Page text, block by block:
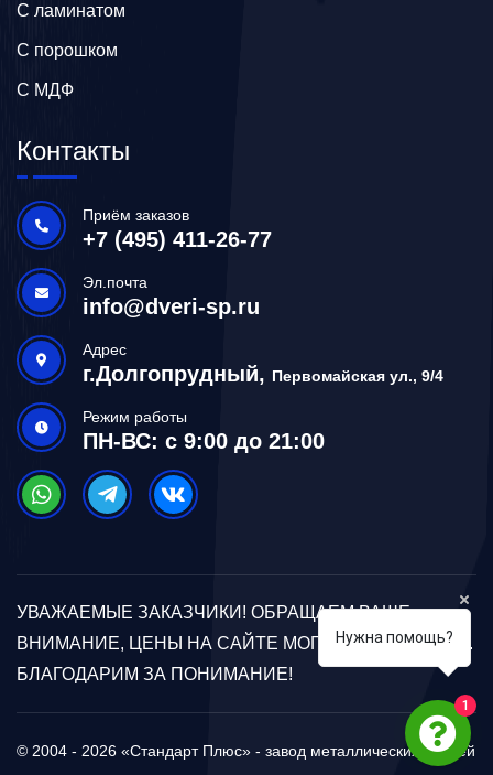
С ламинатом
С порошком
С МДФ
Контакты
Приём заказов
+7 (495) 411-26-77
Эл.почта
info@dveri-sp.ru
Адрес
г.Долгопрудный, Первомайская ул., 9/4
Режим работы
ПН-ВС: с 9:00 до 21:00
УВАЖАЕМЫЕ ЗАКАЗЧИКИ! ОБРАЩАЕМ ВАШЕ
ВНИМАНИЕ, ЦЕНЫ НА САЙТЕ МОГУТ ОТЛИЧАТЬСЯ.
БЛАГОДАРИМ ЗА ПОНИМАНИЕ!
© 2004 - 2026 «Стандарт Плюс» - завод металлических дверей
Нужна помощь?
1